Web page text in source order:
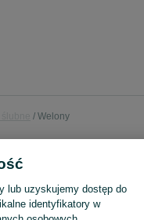
Welony
lub uzyskujemy dostęp do
identyfikatory w